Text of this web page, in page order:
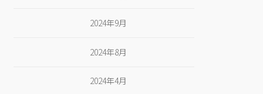
2024年9月
2024年8月
2024年4月